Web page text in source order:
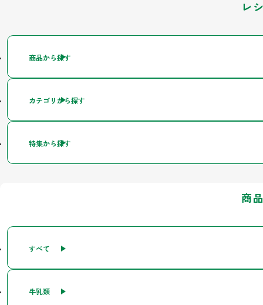
レ
商品から探す
カテゴリから探す
特集から探す
商
すべて
牛乳類